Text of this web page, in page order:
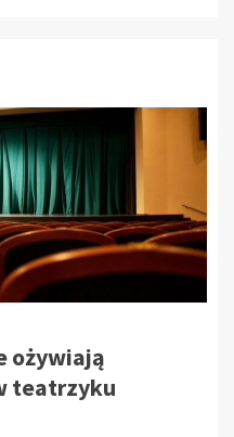
ożywiają
teatrzyku